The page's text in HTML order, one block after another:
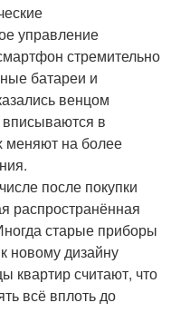
управление
стремительно
батареи и
венцом
в
меняют на более
после покупки
распространённая
старые приборы
новому дизайну
квартир считают, что
всё вплоть до